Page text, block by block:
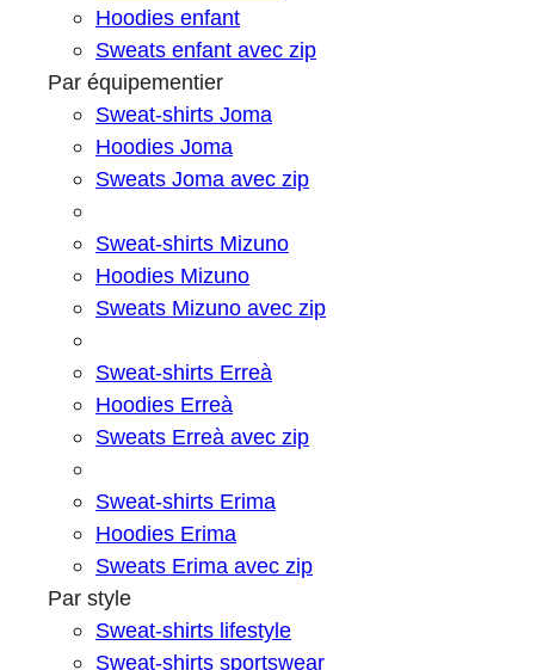
Hoodies enfant
Sweats enfant avec zip
Par équipementier
Sweat-shirts Joma
Hoodies Joma
Sweats Joma avec zip
Sweat-shirts Mizuno
Hoodies Mizuno
Sweats Mizuno avec zip
Sweat-shirts Erreà
Hoodies Erreà
Sweats Erreà avec zip
Sweat-shirts Erima
Hoodies Erima
Sweats Erima avec zip
Par style
Sweat-shirts lifestyle
Sweat-shirts sportswear